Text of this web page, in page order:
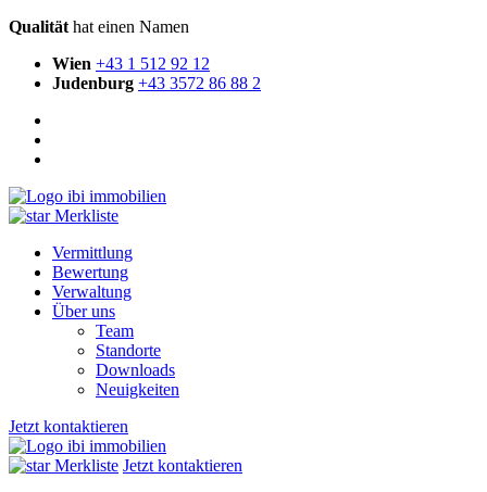
Qualität hat einen Namen
Wien +43 1 512 92 12
Judenburg +43 3572 86 88 2
Merkliste
Vermittlung
Bewertung
Verwaltung
Über uns
Team
Standorte
Downloads
Neuigkeiten
Jetzt kontaktieren
Merkliste Jetzt kontaktieren